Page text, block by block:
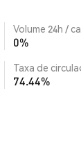
Volume 24h /
0%
Taxa de
74.44%